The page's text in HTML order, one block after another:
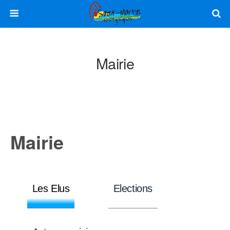
Mairie
Mairie
Les Elus Elections